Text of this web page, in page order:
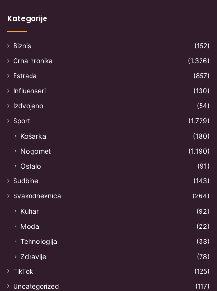
Kategorije
Biznis
(152)
Crna hronika
(1.326)
Estrada
(857)
Influenseri
(130)
Izdvojeno
(54)
Sport
(1.729)
Košarka
(180)
Nogomet
(1.190)
Ostalo
(91)
Sudbine
(143)
Svakodnevnica
(264)
Kuhar
(92)
Moda
(22)
Tehnologija
(33)
Zdravlje
(78)
TikTok
(125)
Uncategorized
(117)